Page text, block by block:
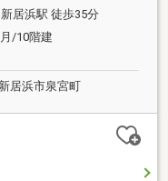
居浜駅 徒歩35分
/10階建
居浜市泉宮町